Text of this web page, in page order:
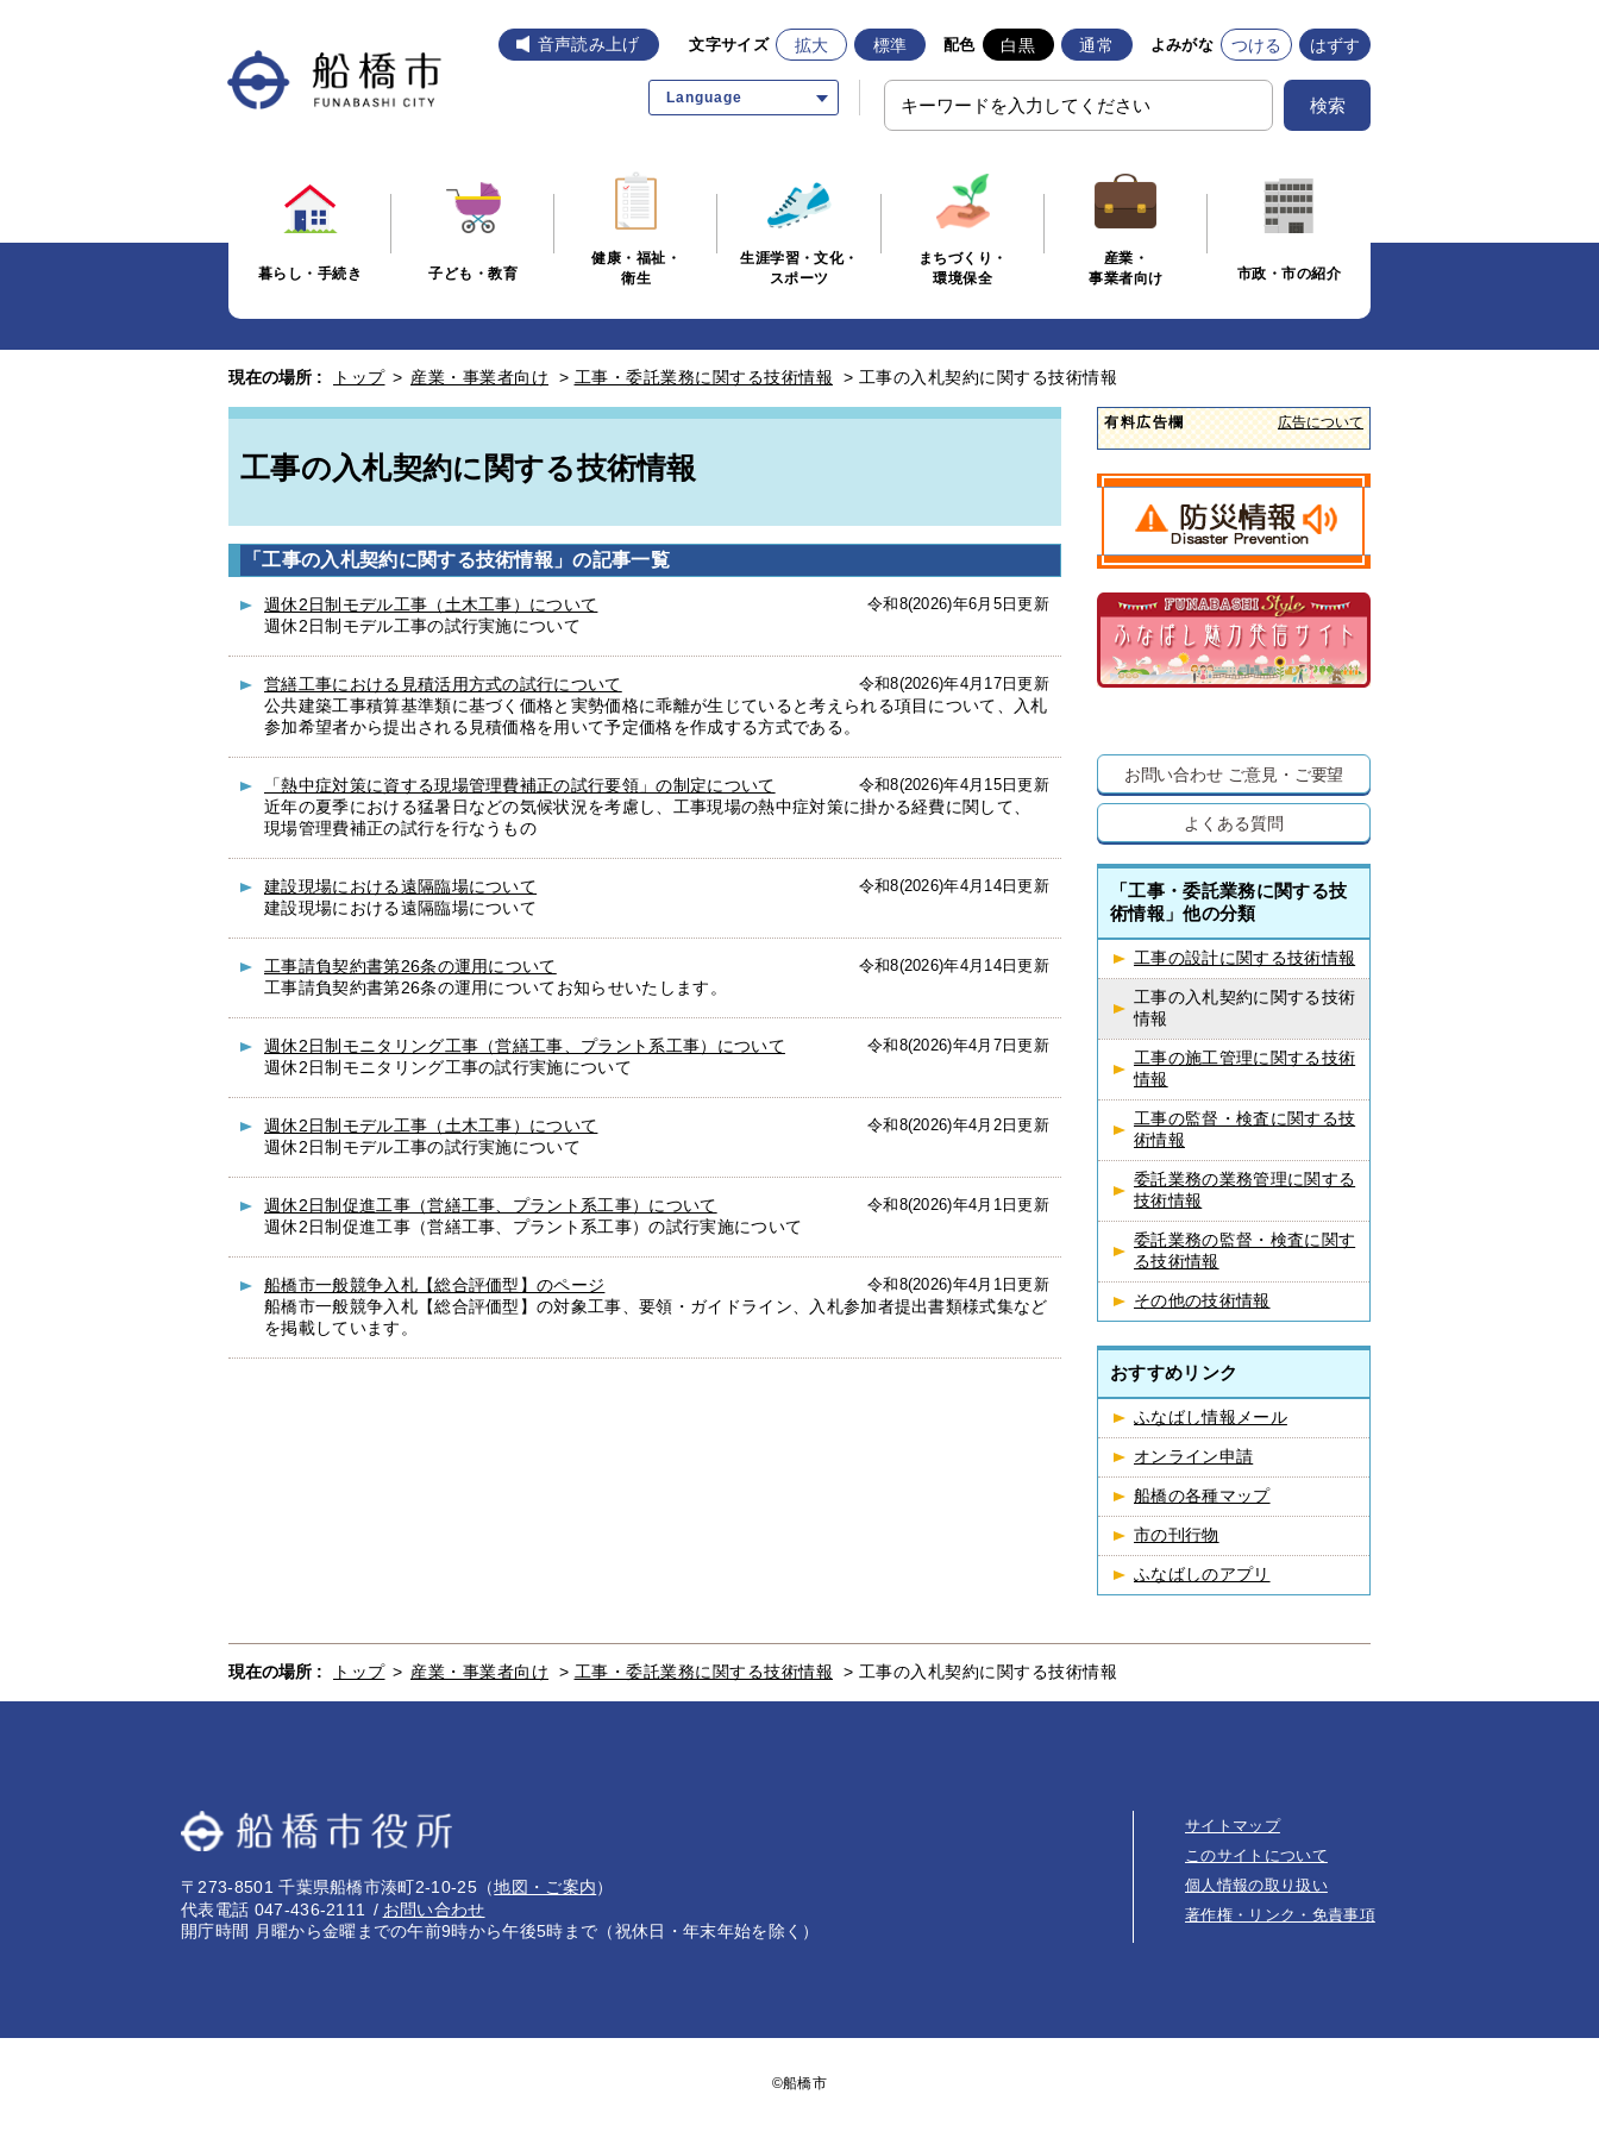
音声読み上げ 文字サイズ 拡大 標準 配色 白黒 通常 よみがな つける はずす
Language 検索
暮らし・手続き 子ども・教育
健康・福祉・
衛生
生涯学習・文化・
スポーツ
まちづくり・
環境保全
産業・
事業者向け
市政・市の紹介
現在の場所 : トップ > 産業・事業者向け > 工事・委託業務に関する技術情報 > 工事の入札契約に関する技術情報
工事の入札契約に関する技術情報
「工事の入札契約に関する技術情報」の記事一覧
週休2日制モデル工事（土木工事）について 令和8(2026)年6月5日更新
週休2日制モデル工事の試行実施について
営繕工事における見積活用方式の試行について 令和8(2026)年4月17日更新
公共建築工事積算基準類に基づく価格と実勢価格に乖離が生じていると考えられる項目について、入札
参加希望者から提出される見積価格を用いて予定価格を作成する方式である。
「熱中症対策に資する現場管理費補正の試行要領」の制定について 令和8(2026)年4月15日更新
近年の夏季における猛暑日などの気候状況を考慮し、工事現場の熱中症対策に掛かる経費に関して、
現場管理費補正の試行を行なうもの
建設現場における遠隔臨場について 令和8(2026)年4月14日更新
建設現場における遠隔臨場について
工事請負契約書第26条の運用について 令和8(2026)年4月14日更新
工事請負契約書第26条の運用についてお知らせいたします。
週休2日制モニタリング工事（営繕工事、プラント系工事）について 令和8(2026)年4月7日更新
週休2日制モニタリング工事の試行実施について
週休2日制モデル工事（土木工事）について 令和8(2026)年4月2日更新
週休2日制モデル工事の試行実施について
週休2日制促進工事（営繕工事、プラント系工事）について 令和8(2026)年4月1日更新
週休2日制促進工事（営繕工事、プラント系工事）の試行実施について
船橋市一般競争入札【総合評価型】のページ 令和8(2026)年4月1日更新
船橋市一般競争入札【総合評価型】の対象工事、要領・ガイドライン、入札参加者提出書類様式集など
を掲載しています。
有料広告欄 広告について
お問い合わせ ご意見・ご要望
よくある質問
「工事・委託業務に関する技
術情報」他の分類
工事の設計に関する技術情報
工事の入札契約に関する技術
情報
工事の施工管理に関する技術
情報
工事の監督・検査に関する技
術情報
委託業務の業務管理に関する
技術情報
委託業務の監督・検査に関す
る技術情報
その他の技術情報
おすすめリンク
ふなばし情報メール
オンライン申請
船橋の各種マップ
市の刊行物
ふなばしのアプリ
現在の場所 : トップ > 産業・事業者向け > 工事・委託業務に関する技術情報 > 工事の入札契約に関する技術情報
〒273-8501 千葉県船橋市湊町2-10-25 （地図・ご案内）
代表電話 047-436-2111
お問い合わせ
開庁時間 月曜から金曜までの午前9時から午後5時まで（祝休日・年末年始を除く）
サイトマップ
このサイトについて
個人情報の取り扱い
著作権・リンク・免責事項
©船橋市